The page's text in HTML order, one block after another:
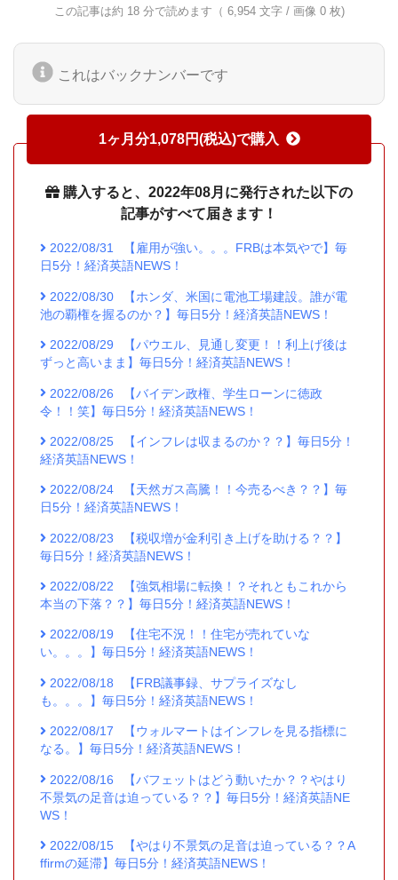
この記事は約 18 分で読めます（ 6,954 文字 / 画像 0 枚)
これはバックナンバーです
1ヶ月分1,078円(税込)で購入
購入すると、2022年08月に発行された以下の
記事がすべて届きます！
2022/08/31
【雇用が強い。。。FRBは本気やで】毎
日5分！経済英語NEWS！
2022/08/30
【ホンダ、米国に電池工場建設。誰が電
池の覇権を握るのか？】毎日5分！経済英語NEWS！
2022/08/29
【パウエル、見通し変更！！利上げ後は
ずっと高いまま】毎日5分！経済英語NEWS！
2022/08/26
【バイデン政権、学生ローンに徳政
令！！笑】毎日5分！経済英語NEWS！
2022/08/25
【インフレは収まるのか？？】毎日5分！
経済英語NEWS！
2022/08/24
【天然ガス高騰！！今売るべき？？】毎
日5分！経済英語NEWS！
2022/08/23
【税収増が金利引き上げを助ける？？】
毎日5分！経済英語NEWS！
2022/08/22
【強気相場に転換！？それともこれから
本当の下落？？】毎日5分！経済英語NEWS！
2022/08/19
【住宅不況！！住宅が売れていな
い。。。】毎日5分！経済英語NEWS！
2022/08/18
【FRB議事録、サプライズなし
も。。。】毎日5分！経済英語NEWS！
2022/08/17
【ウォルマートはインフレを見る指標に
なる。】毎日5分！経済英語NEWS！
2022/08/16
【バフェットはどう動いたか？？やはり
不景気の足音は迫っている？？】毎日5分！経済英語NE
WS！
2022/08/15
【やはり不景気の足音は迫っている？？A
ffirmの延滞】毎日5分！経済英語NEWS！